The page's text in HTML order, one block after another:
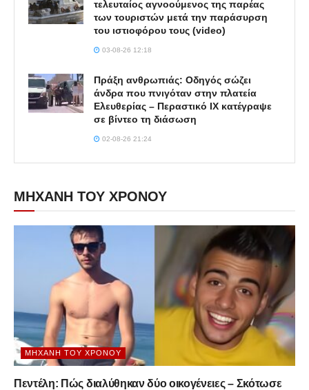
τελευταίος αγνοούμενος της παρέας
των τουριστών μετά την παράσυρση
του ιστιοφόρου τους (video)
03-08-26 12:18
Πράξη ανθρωπιάς: Οδηγός σώζει
άνδρα που πνιγόταν στην πλατεία
Ελευθερίας – Περαστικό ΙΧ κατέγραψε
σε βίντεο τη διάσωση
02-08-26 21:24
ΜΗΧΑΝΗ ΤΟΥ ΧΡΟΝΟΥ
ΜΗΧΑΝΉ ΤΟΥ ΧΡΌΝΟΥ
Πεντέλη: Πώς διαλύθηκαν δύο οικογένειες – Σκότωσε